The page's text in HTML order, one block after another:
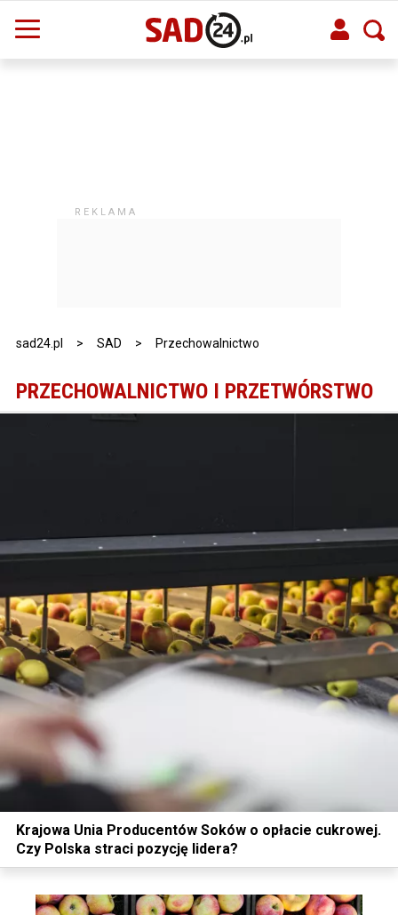
sad24.pl > SAD > Przechowalnictwo
PRZECHOWALNICTWO I PRZETWÓRSTWO
Krajowa Unia Producentów Soków o opłacie cukrowej.
Czy Polska straci pozycję lidera?